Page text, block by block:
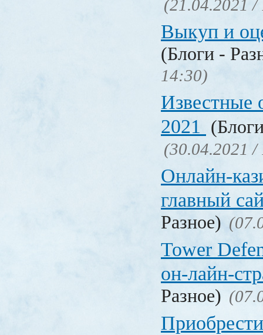
(21.04.2021 /
Выкуп и
(Блоги -
14:30)
Известные
2021
(30.04.2021 /
Онлайн-
главный
Разное)
Tower
он-лайн-
Разное)